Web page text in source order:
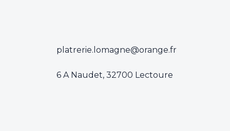
platrerie.lomagne@orange.fr
6 A Naudet, 32700 Lectoure